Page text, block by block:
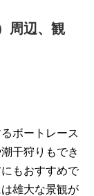
周辺、観
ボートレース
干狩りもでき
もおすすめで
雄大な景観が